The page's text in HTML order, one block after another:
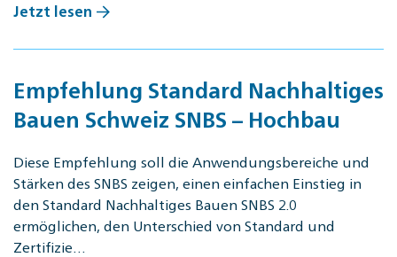
Jetzt lesen
Empfehlung Standard Nachhaltiges
Bauen Schweiz SNBS – Hochbau
Diese Empfehlung soll die Anwendungsbereiche und
Stärken des SNBS zeigen, einen einfachen Einstieg in
den Standard Nachhaltiges Bauen SNBS 2.0
ermöglichen, den Unterschied von Standard und
Zertifizie…